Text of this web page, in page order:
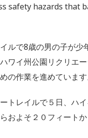
safety hazards that
ルで8歳の男の子が少
ワイ州公園リクリエ
の作業を進めています
トレイルで５日、ハ
およそ２０フィート